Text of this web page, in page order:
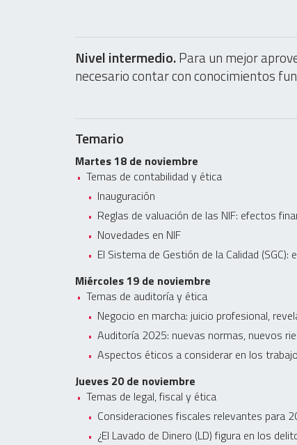
Nivel intermedio.Para un mejor
necesario contar con conocimientos
Temario
Martes 18 de noviembre
Temas de contabilidad y ética
Inauguración
Reglas de valuación de las NIF: efectos
Novedades en NIF
El Sistema de Gestión de la Calidad
Miércoles 19 de noviembre
Temas de auditoría y ética
Negocio en marcha: juicio profesional,
Auditoría 2025: nuevas normas, nuevos
Aspectos éticos a considerar en los
Jueves 20 de noviembre
Temas de legal, fiscal y ética
Consideraciones fiscales relevantes para
¿El Lavado de Dinero (LD) figura en los